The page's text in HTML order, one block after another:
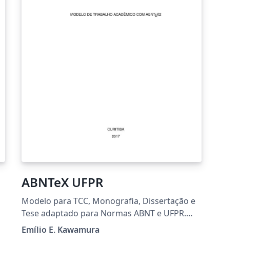
ABNTeX UFPR
Modelo para TCC, Monografia, Dissertação e
Tese adaptado para Normas ABNT e UFPR.
Atualização: Ver
Emílio E. Kawamura